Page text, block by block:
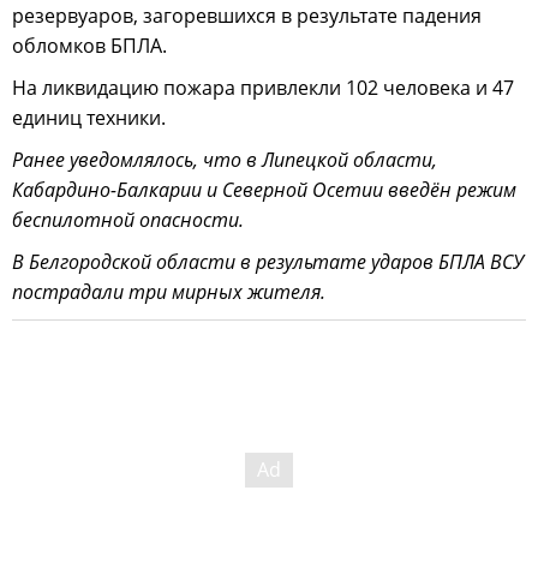
резервуаров, загоревшихся в результате падения
обломков БПЛА.
На ликвидацию пожара привлекли 102 человека и 47
единиц техники.
Ранее уведомлялось, что в Липецкой области,
Кабардино-Балкарии и Северной Осетии введён режим
беспилотной опасности.
В Белгородской области в результате ударов БПЛА ВСУ
пострадали три мирных жителя.